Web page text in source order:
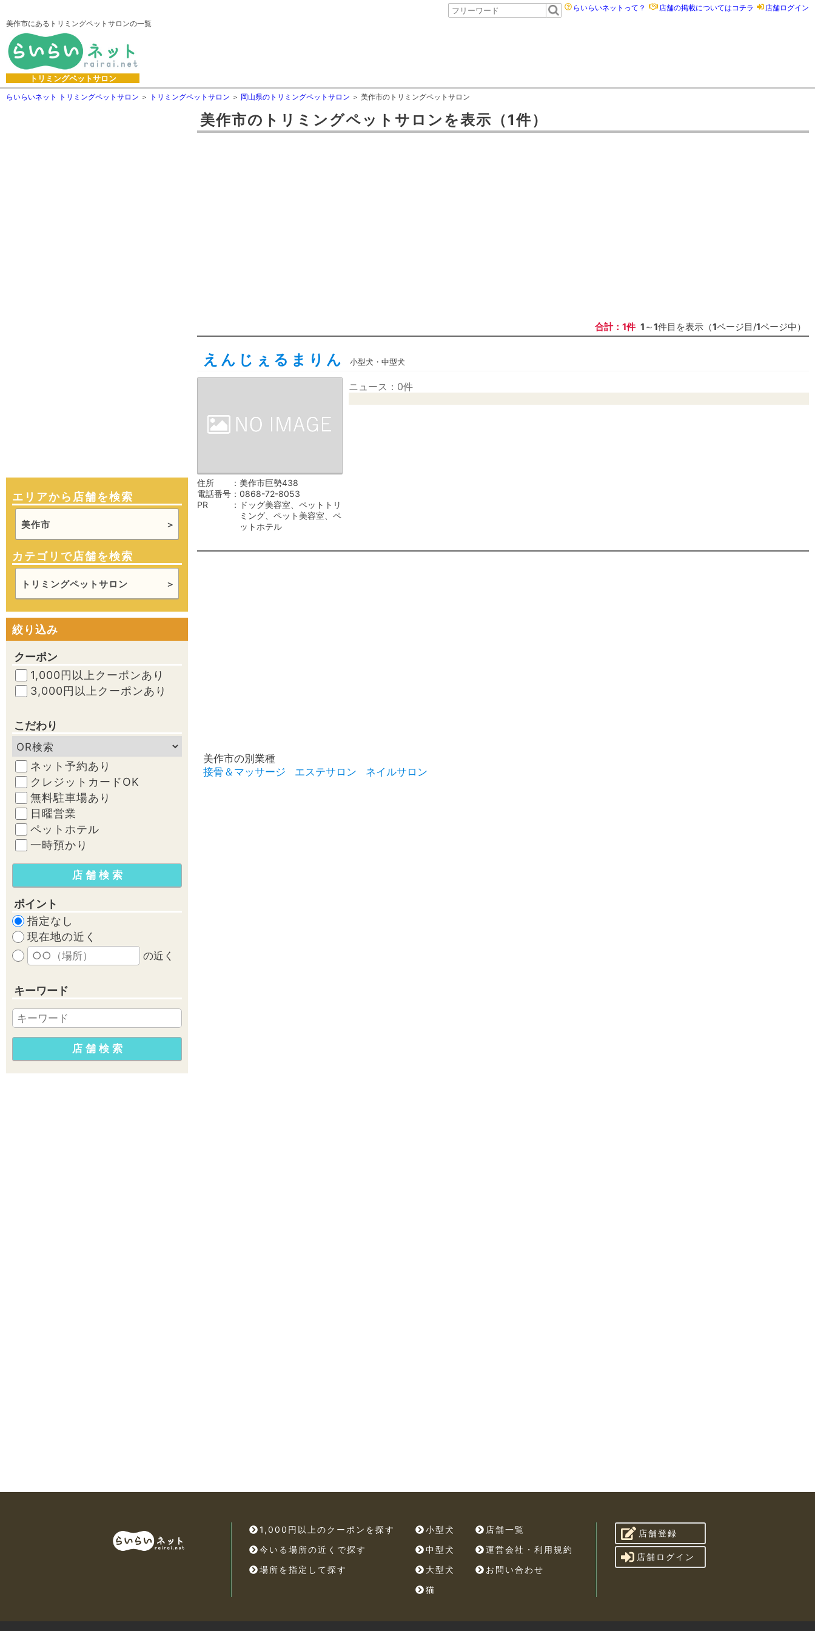
美作市にあるトリミングペットサロンの一覧
トリミングペットサロン
らいらいネットって？ 店舗の掲載についてはコチラ 店舗ログイン
らいらいネット トリミングペットサロン トリミングペットサロン 岡山県のトリミングペットサロン 美作市のトリミングペットサロン
エリアから店舗を検索
美作市
カテゴリで店舗を検索
トリミングペットサロン
絞り込み
クーポン
1,000円以上クーポンあり
3,000円以上クーポンあり
こだわり
ネット予約あり
クレジットカードOK
無料駐車場あり
日曜営業
ペットホテル
一時預かり
ポイント
指定なし
現在地の近く
の近く
キーワード
美作市の トリミングペットサロン を表示 （1件）
合計：1件 1 ～1件目を表示（1ページ目/1ページ中）
えんじぇるまりん 小型犬・中型犬
住所
美作市巨勢438
電話番号
0868-72-8053
PR
ドッグ美容室、ペットトリ
ミング、ペット美容室、ペ
ットホテル
ニュース：0件
美作市の別業種
接骨＆マッサージ
エステサロン ネイルサロン
1,000円以上のクーポンを探す
今いる場所の近くで探す
場所を指定して探す
小型犬
中型犬
大型犬
猫
店舗一覧
運営会社・利用規約
お問い合わせ
店舗登録
店舗ログイン